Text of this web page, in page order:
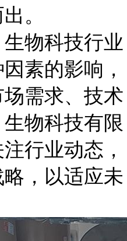
。
物科技行业
素的影响，
需求、技术
物科技有限
行业动态，
，以适应未